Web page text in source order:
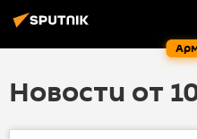
Новости от